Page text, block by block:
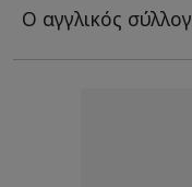
Ο αγγλικός